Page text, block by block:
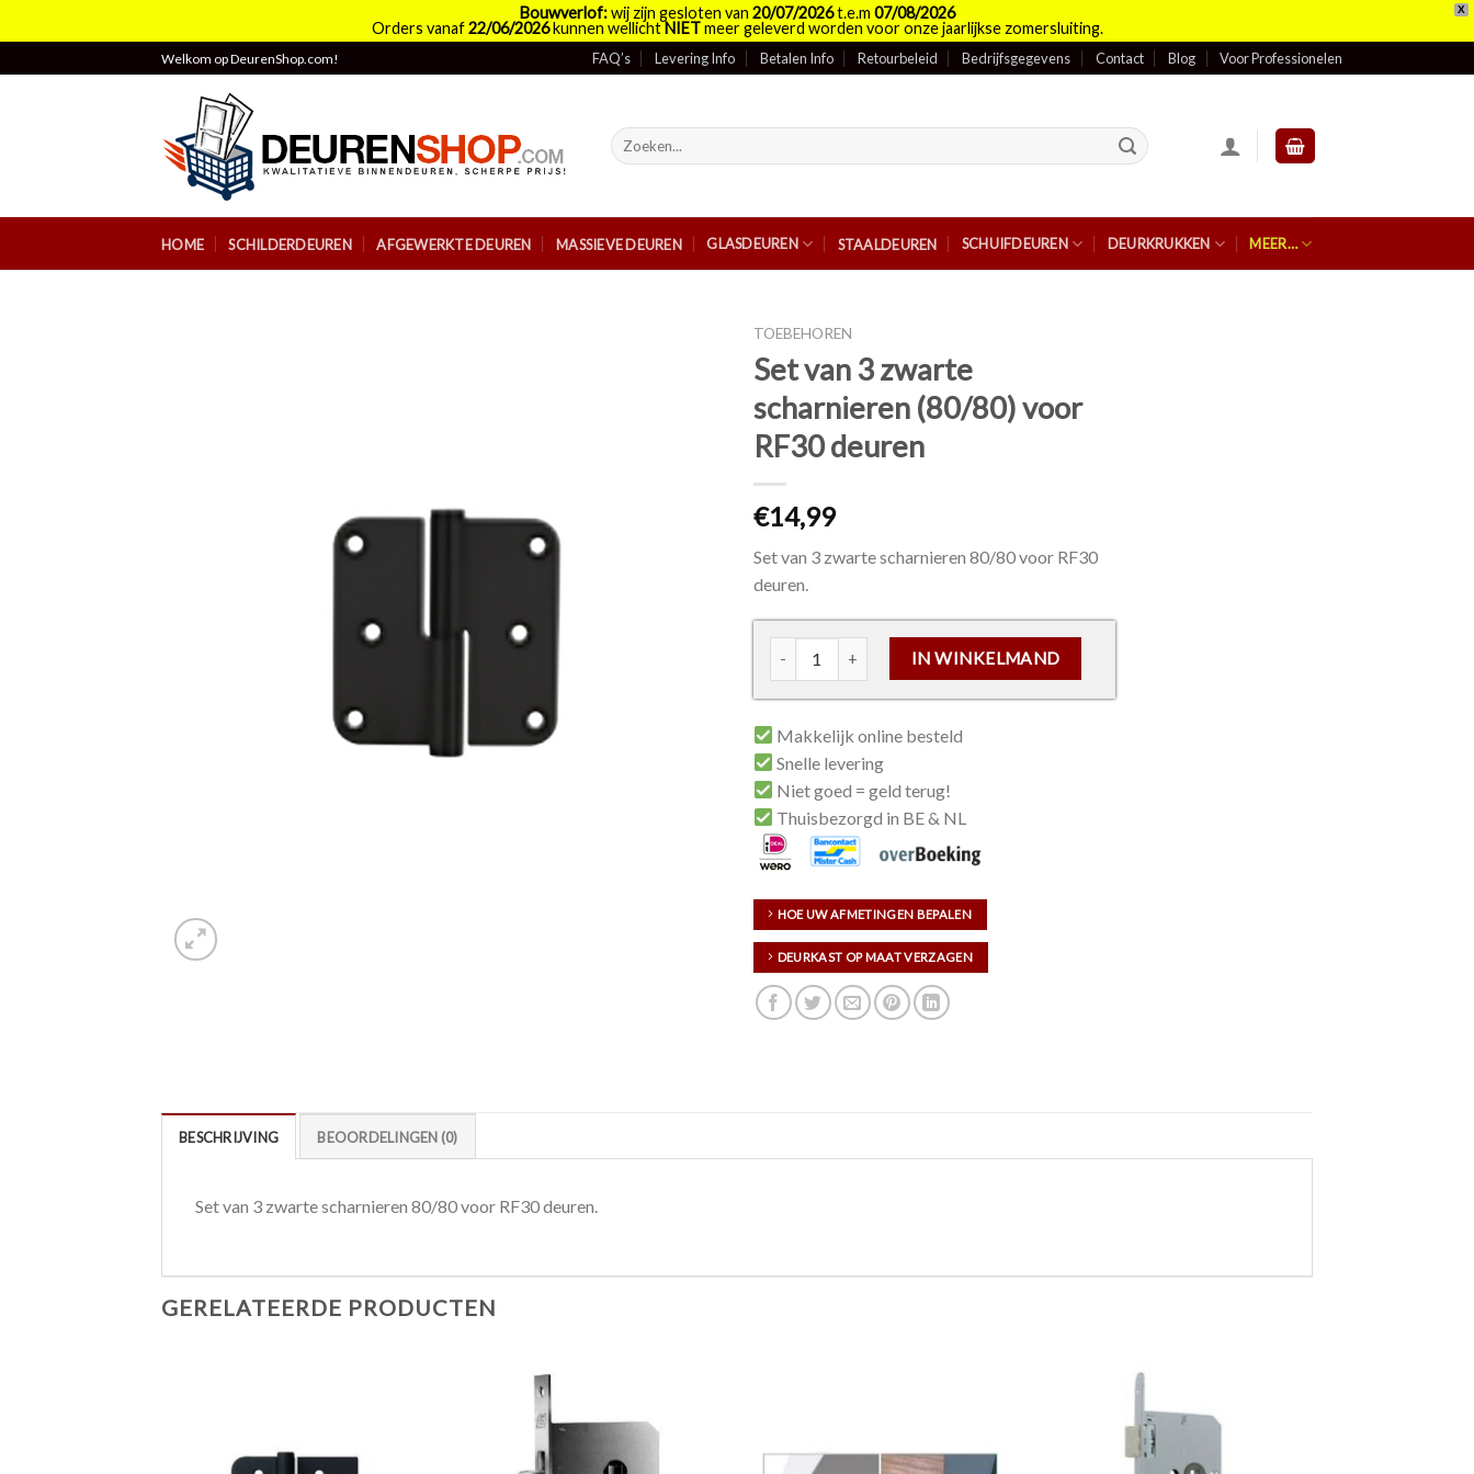
X
Bouwverlof:wij zijn gesloten van 20/07/2026t.e.m 07/08/2026
Orders vanaf22/06/2026kunnen wellichtNIETmeer geleverd worden voor onze jaarlijkse zomersluiting.
to
Welkom op DeurenShop.com! FAQ’s Levering Info Betalen Info Retourbeleid Bedrijfsgegevens Contact Blog Voor Professionelen
Zoeken
naar:
HOME SCHILDERDEUREN AFGEWERKTE DEUREN MASSIEVE DEUREN GLASDEUREN STAALDEUREN SCHUIFDEUREN DEURKRUKKEN MEER…
TOEBEHOREN
Set van 3 zwarte
scharnieren (80/80) voor
RF30 deuren
€14,99
Set van 3 zwarte scharnieren 80/80 voor RF30
deuren.
IN WINKELMAND
Set van 3 zwarte scharnieren (80/80) voor RF30 deuren aantal
Makkelijk online besteld
Snelle levering
Niet goed = geld terug!
Thuisbezorgd in BE & NL
HOE UW AFMETINGEN BEPALEN
DEURKAST OP MAAT VERZAGEN
BESCHRIJVING BEOORDELINGEN (0)
Set van 3 zwarte scharnieren 80/80 voor RF30 deuren.
GERELATEERDE PRODUCTEN